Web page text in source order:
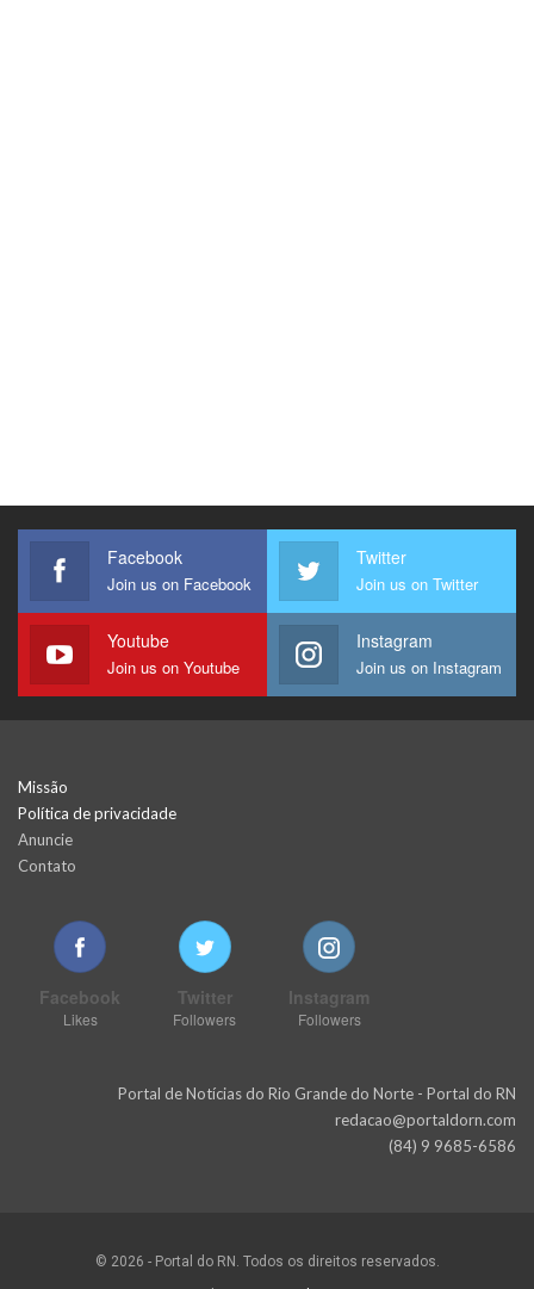
Facebook
Join us on Facebook
Twitter
Join us on Twitter
Youtube
Join us on Youtube
Instagram
Join us on Instagram
Missão
Política de privacidade
Anuncie
Contato
Facebook
Likes
Twitter
Followers
Instagram
Followers
Portal de Notícias do Rio Grande do Norte - Portal do RN
redacao@portaldorn.com
(84) 9 9685-6586
© 2026 - Portal do RN. Todos os direitos reservados.